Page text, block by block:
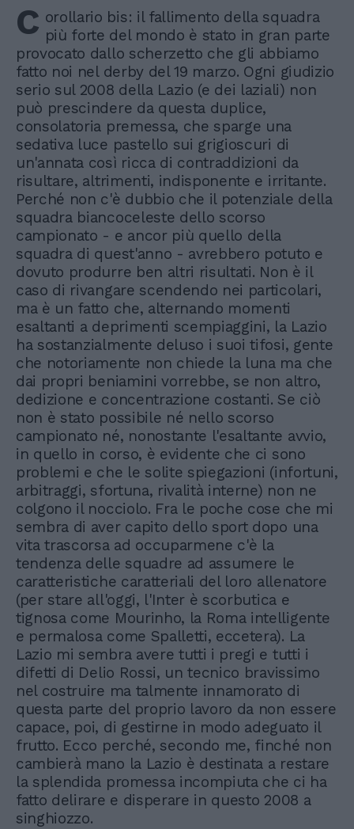
C orollario bis: il fallimento della squadra
più forte del mondo è stato in gran parte
provocato dallo scherzetto che gli abbiamo
fatto noi nel derby del 19 marzo. Ogni giudizio
serio sul 2008 della Lazio (e dei laziali) non
può prescindere da questa duplice,
consolatoria premessa, che sparge una
sedativa luce pastello sui grigioscuri di
un'annata così ricca di contraddizioni da
risultare, altrimenti, indisponente e irritante.
Perché non c'è dubbio che il potenziale della
squadra biancoceleste dello scorso
campionato - e ancor più quello della
squadra di quest'anno - avrebbero potuto e
dovuto produrre ben altri risultati. Non è il
caso di rivangare scendendo nei particolari,
ma è un fatto che, alternando momenti
esaltanti a deprimenti scempiaggini, la Lazio
ha sostanzialmente deluso i suoi tifosi, gente
che notoriamente non chiede la luna ma che
dai propri beniamini vorrebbe, se non altro,
dedizione e concentrazione costanti. Se ciò
non è stato possibile né nello scorso
campionato né, nonostante l'esaltante avvio,
in quello in corso, è evidente che ci sono
problemi e che le solite spiegazioni (infortuni,
arbitraggi, sfortuna, rivalità interne) non ne
colgono il nocciolo. Fra le poche cose che mi
sembra di aver capito dello sport dopo una
vita trascorsa ad occuparmene c'è la
tendenza delle squadre ad assumere le
caratteristiche caratteriali del loro allenatore
(per stare all'oggi, l'Inter è scorbutica e
tignosa come Mourinho, la Roma intelligente
e permalosa come Spalletti, eccetera). La
Lazio mi sembra avere tutti i pregi e tutti i
difetti di Delio Rossi, un tecnico bravissimo
nel costruire ma talmente innamorato di
questa parte del proprio lavoro da non essere
capace, poi, di gestirne in modo adeguato il
frutto. Ecco perché, secondo me, finché non
cambierà mano la Lazio è destinata a restare
la splendida promessa incompiuta che ci ha
fatto delirare e disperare in questo 2008 a
singhiozzo.